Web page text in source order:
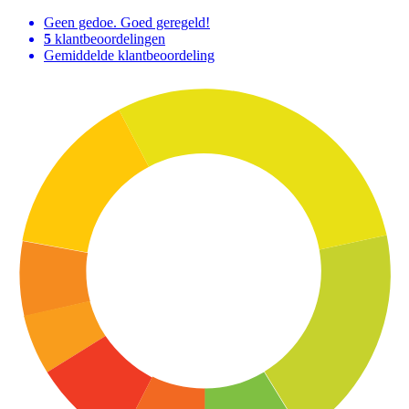
Geen gedoe. Goed geregeld!
5 klantbeoordelingen
Gemiddelde klantbeoordeling